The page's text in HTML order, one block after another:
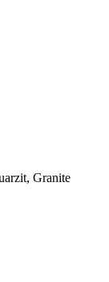
Granite